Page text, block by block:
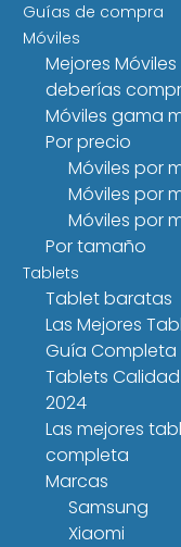
Guías de compra
Móviles
Mejores
deberías
Móviles gama
Por precio
Móviles por
Móviles por
Móviles por
Por tamaño
Tablets
Tablet baratas
Las Mejores
Guía Completa
Tablets
2024
Las mejores
completa
Marcas
Samsung
Xiaomi